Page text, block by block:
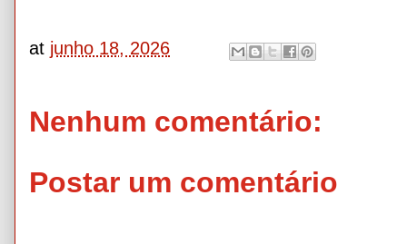
at junho 18, 2026
Nenhum comentário:
Postar um comentário